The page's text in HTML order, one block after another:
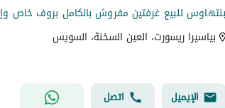
بياسيرا ريسورت، العين السخنة، السويس
الإيميل اتصل